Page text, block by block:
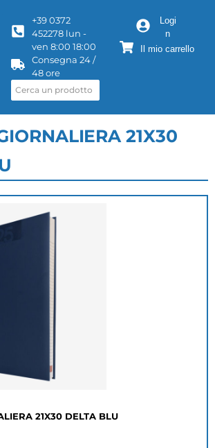
+39 0372
452278 lun -
ven 8:00 18:00
Consegna 24 /
48 ore
Logi
n
Il mio carrello
21X30
21X30 DELTA BLU